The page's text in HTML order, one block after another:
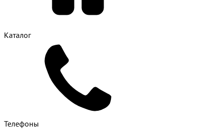
Каталог
Телефоны